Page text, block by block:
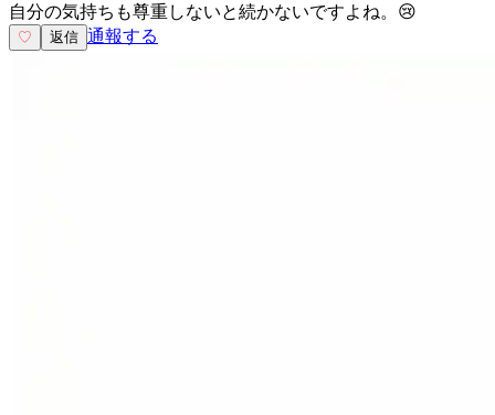
自分の気持ちも尊重しないと続かないですよね。😢
♡ 返信 通報する